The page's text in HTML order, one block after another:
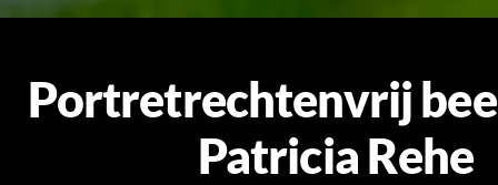
Portretrechtenvrij
Patricia Rehe